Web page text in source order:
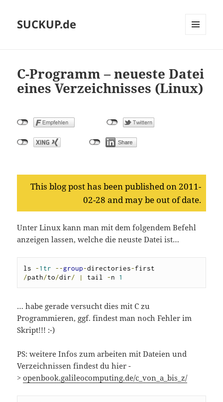
SUCKUP.de
C-Programm – neueste Datei
eines Verzeichnisses (Linux)
This blog post has been published on 2011-
02-28 and may be out of date.
Unter Linux kann man mit dem folgendem Befehl
anzeigen lassen, welche die neuste Datei ist…
ls -1tr --group-directories-
/path/to/dir/ | tail -n 1
… habe gerade versucht dies mit C zu
Programmieren, ggf. findest man noch Fehler im
Skript!!! :-)
PS: weitere Infos zum arbeiten mit Dateien und
Verzeichnissen findest du hier -
>openbook.galileocomputing.de/c_von_a_bis_z/